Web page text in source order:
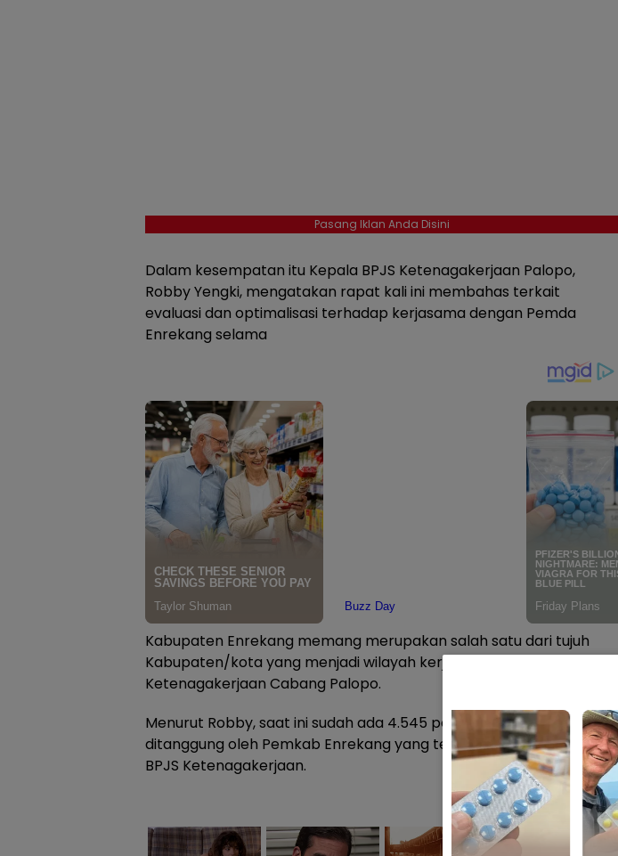
Pasang Iklan Anda Disini
Dalam kesempatan itu Kepala BPJS Ketenagakerjaan Palopo,
Robby Yengki, mengatakan rapat kali ini membahas terkait
evaluasi dan optimalisasi terhadap kerjasama dengan Pemda
Enrekang selama
Kabupaten Enrekang memang merupakan salah satu dari tujuh
Kabupaten/kota yang menjadi wilayah kerja dari BPJS
Ketenagakerjaan Cabang Palopo.
Menurut Robby, saat ini sudah ada 4.545 pegawai non ASN yang
ditanggung oleh Pemkab Enrekang yang terdaftar sebagai peserta
BPJS Ketenagakerjaan.